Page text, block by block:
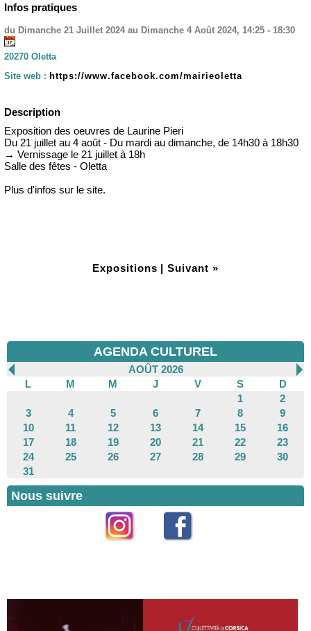
Infos pratiques
du Dimanche 21 Juillet 2024 au Dimanche 4 Août 2024, 14:25 - 18:30
20270 Oletta
Site web : https://www.facebook.com/mairieoletta
Description
Exposition des oeuvres de Laurine Pieri
Du 21 juillet au 4 août - Du mardi au dimanche, de 14h30 à 18h30
→ Vernissage le 21 juillet à 18h
Salle des fêtes - Oletta
Plus d'infos sur le site.
Expositions | Suivant »
AGENDA CULTUREL
AOÛT 2026
L
M M J V S
D
1
2
3
4 5 6 7 8
9
10
11 12 13 14 15
16
17
18 19 20 21 22
23
24
25 26 27 28 29
30
31
Nous suivre